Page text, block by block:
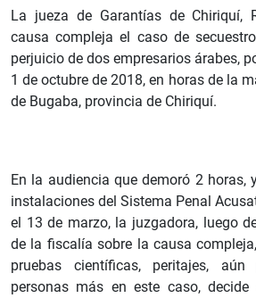
La jueza de Garantías de Chiriquí,
causa compleja el caso de
perjuicio de dos empresarios árabes,
1 de octubre de 2018, en horas de la
de Bugaba, provincia de Chiriquí.
En la audiencia que demoró 2 horas,
instalaciones del Sistema Penal
el 13 de marzo, la juzgadora, luego
de la fiscalía sobre la causa
pruebas científicas, peritajes,
personas más en este caso,